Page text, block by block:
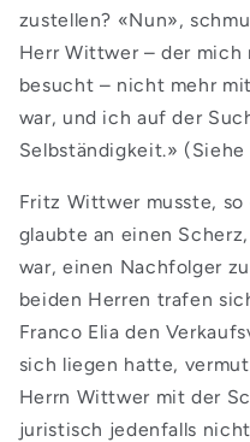
zustellen? «Nun»,
Herr Wittwer – der mich
besucht – nicht mehr
war, und ich auf der
Selbständigkeit.» (Siehe
Fritz Wittwer musste, so
glaubte an einen
war, einen Nachfolger
beiden Herren trafen
Franco Elia den
sich liegen hatte,
Herrn Wittwer mit der
juristisch jedenfalls